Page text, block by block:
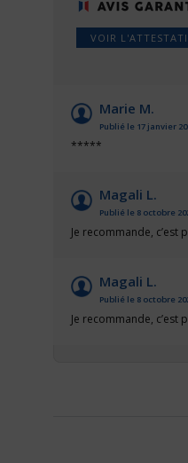
VOIR
Marie M.
Publié le 17 janvier
*****
Magali L.
Publié le 8 octobre
Je recommande,
Magali L.
Publié le 8 octobre
Je recommande,